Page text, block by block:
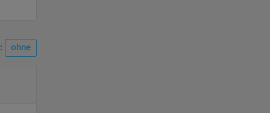
ohne